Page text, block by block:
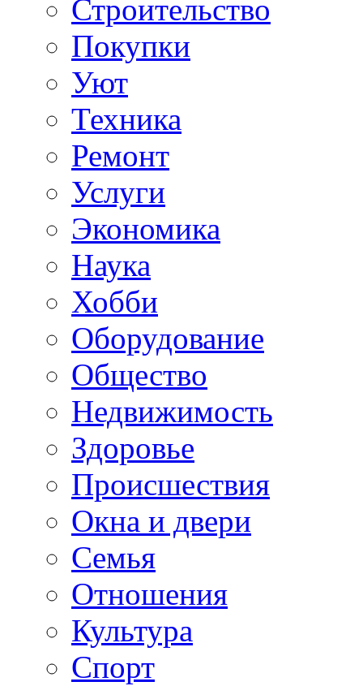
Строительство
Покупки
Уют
Техника
Ремонт
Услуги
Экономика
Наука
Хобби
Оборудование
Общество
Недвижимость
Здоровье
Происшествия
Окна и двери
Семья
Отношения
Культура
Спорт